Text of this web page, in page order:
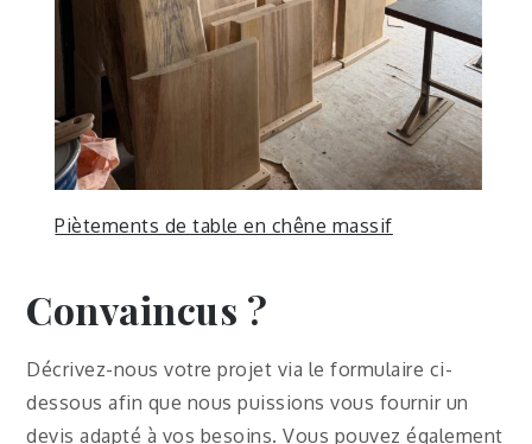
Piètements de table en chêne massif
Convaincus ?
Décrivez-nous votre projet via le formulaire ci-
dessous afin que nous puissions vous fournir un
devis adapté à vos besoins. Vous pouvez également